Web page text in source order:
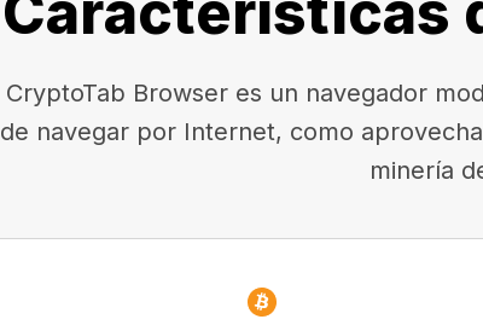
CryptoTab Browser es un navegador
de navegar por Internet, como
minería